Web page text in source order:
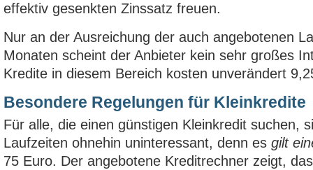
effektiv gesenkten Zinssatz freuen.
Nur an der Ausreichung der auch angebotenen
Monaten scheint der Anbieter kein sehr großes
Kredite in diesem Bereich kosten unverändert
Besondere Regelungen für Kleinkredite
Für alle, die einen günstigen Kleinkredit suchen,
Laufzeiten ohnehin uninteressant, denn es gilt
75 Euro. Der angebotene Kreditrechner zeigt,